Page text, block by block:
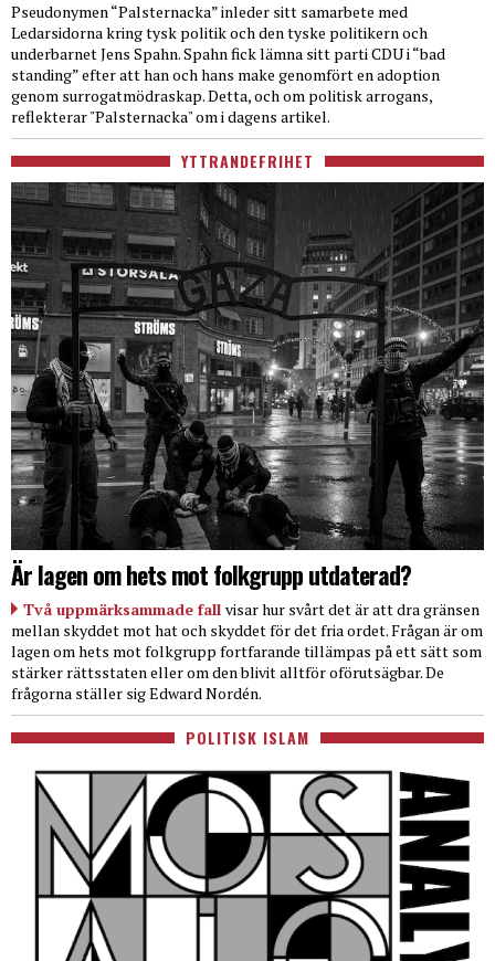
Pseudonymen “Palsternacka” inleder sitt samarbete med
Ledarsidorna kring tysk politik och den tyske politikern och
underbarnet Jens Spahn. Spahn fick lämna sitt parti CDU i “bad
standing” efter att han och hans make genomfört en adoption
genom surrogatmödraskap. Detta, och om politisk arrogans,
reflekterar "Palsternacka" om i dagens artikel.
YTTRANDEFRIHET
Är lagen om hets mot folkgrupp utdaterad?
Två uppmärksammade fall visar hur svårt det är att dra gränsen
mellan skyddet mot hat och skyddet för det fria ordet. Frågan är om
lagen om hets mot folkgrupp fortfarande tillämpas på ett sätt som
stärker rättsstaten eller om den blivit alltför oförutsägbar. De
frågorna ställer sig Edward Nordén.
POLITISK ISLAM